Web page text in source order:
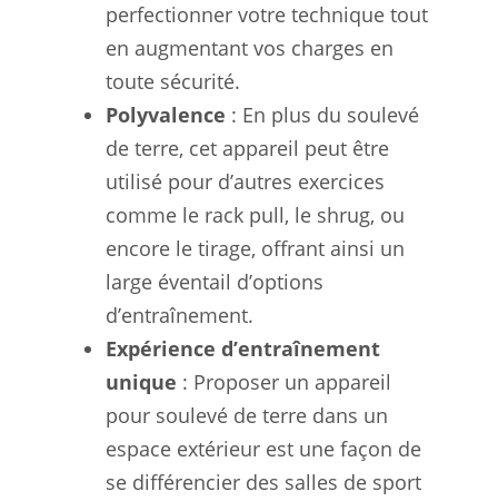
perfectionner votre technique tout
en augmentant vos charges en
toute sécurité.
Polyvalence : En plus du soulevé
de terre, cet appareil peut être
utilisé pour d’autres exercices
comme le rack pull, le shrug, ou
encore le tirage, offrant ainsi un
large éventail d’options
d’entraînement.
Expérience d’entraînement
unique : Proposer un appareil
pour soulevé de terre dans un
espace extérieur est une façon de
se différencier des salles de sport